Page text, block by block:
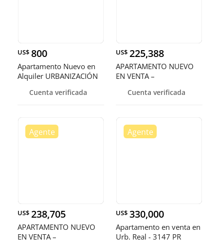
US$ 800
Apartamento Nuevo en
Alquiler URBANIZACIÓN
Cuenta verificada
US$ 225,388
APARTAMENTO NUEVO
EN VENTA –
Cuenta verificada
US$ 238,705
APARTAMENTO NUEVO
EN VENTA –
US$ 330,000
Apartamento en venta en
Urb. Real - 3147 PR